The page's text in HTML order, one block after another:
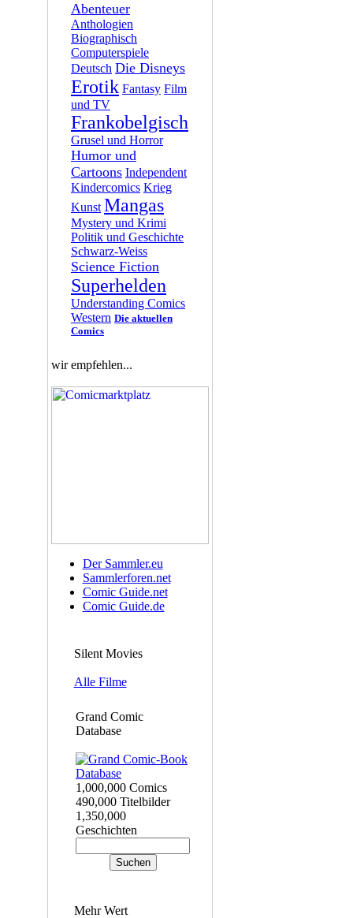
Abenteuer
Anthologien
Biographisch
Computerspiele
Deutsch Die Disneys
Erotik Fantasy Film
und TV
Frankobelgisch
Grusel und Horror
Humor und
Cartoons Independent
Kindercomics Krieg
Kunst Mangas
Mystery und Krimi
Politik und Geschichte
Schwarz-Weiss
Science Fiction
Superhelden
Understanding Comics
Western Die aktuellen
Comics
wir empfehlen...
Der Sammler.eu
Sammlerforen.net
Comic Guide.net
Comic Guide.de
Silent Movies
Alle Filme
Grand Comic
Database
1,000,000 Comics
490,000 Titelbilder
1,350,000
Geschichten
Mehr Wert